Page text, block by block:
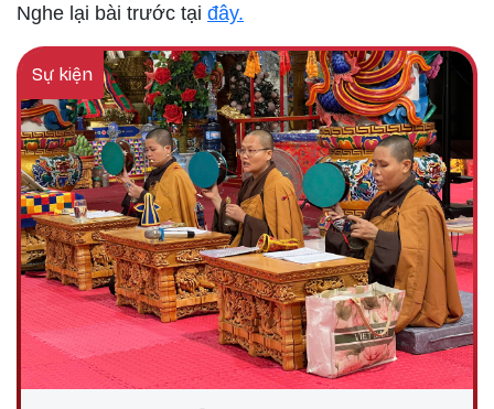
Nghe lại bài trước tại đây.
Sự kiện